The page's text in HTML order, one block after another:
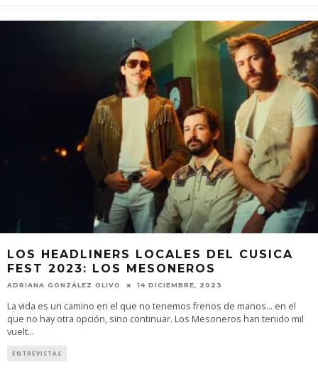
LOS HEADLINERS LOCALES DEL CUSICA
FEST 2023: LOS MESONEROS
ADRIANA GONZÁLEZ OLIVO 14 DICIEMBRE, 2023
La vida es un camino en el que no tenemos frenos de manos… en el
que no hay otra opción, sino continuar. Los Mesoneros han tenido mil
vuelt...
ENTREVISTAS